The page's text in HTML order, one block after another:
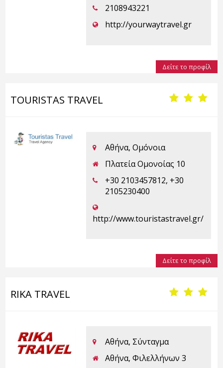
2108943221
http://yourwaytravel.gr
Δείτε το προφίλ
TOURISTAS TRAVEL
Αθήνα, Ομόνοια
Πλατεία Ομονοίας 10
+30 2103457812, +30
2105230400
http://www.touristastravel.gr/
Δείτε το προφίλ
RIKA TRAVEL
Αθήνα, Σύνταγμα
Αθήνα, Φιλελλήνων 3